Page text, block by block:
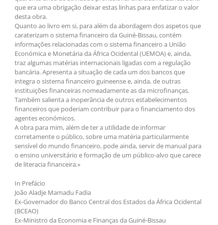
que era uma obrigação deixar estas linhas para enfatizar o valor
desta obra.
Quanto ao livro em si, para além da abordagem dos aspetos que
caraterizam o sistema financeiro da Guiné-Bissau, contém
informações relacionadas com o sistema financeiro a União
Económica e Monetária da África Ocidental (UEMOA) e, ainda,
traz algumas matérias internacionais ligadas com a regulação
bancária. Apresenta a situação de cada um dos bancos que
integra o sistema financeiro guineense e, ainda, de outras
instituições financeiras nomeadamente as da microfinanças.
Também salienta a inoperância de outros estabelecimentos
financeiros que poderiam contribuir para o financiamento dos
agentes económicos.
A obra para mim, além de ter a utilidade de informar
corretamente o público, sobre uma matéria particularmente
sensível do mundo financeiro, pode ainda, servir de manual para
o ensino universitário e formação de um público-alvo que carece
de literacia financeira.»
In Prefácio
João Aladje Mamadu Fadia
Ex-Governador do Banco Central dos Estados da África Ocidental
(BCEAO)
Ex-Ministro da Economia e Finanças da Guiné-Bissau